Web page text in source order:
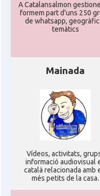
A Catalansalmon
formem part d'uns 250
de whatsapp,
temàtics
Mainada
Ví­deos, activitats,
informació audiovisual
català relacionada amb
més petits de la casa.